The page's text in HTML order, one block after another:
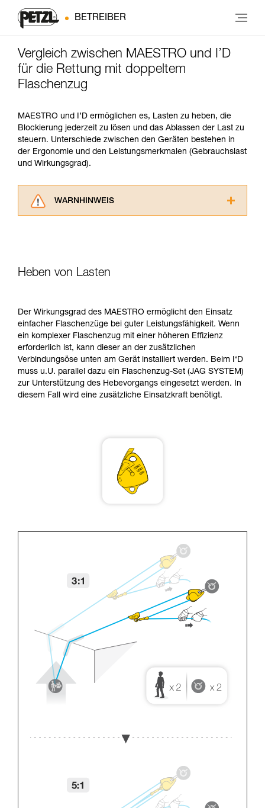
BETREIBER
Vergleich zwischen MAESTRO und I’D
für die Rettung mit doppeltem
Flaschenzug
MAESTRO und I’D ermöglichen es, Lasten zu heben, die
Blockierung jederzeit zu lösen und das Ablassen der Last zu
steuern. Unterschiede zwischen den Geräten bestehen in
der Ergonomie und den Leistungsmerkmalen (Gebrauchslast
und Wirkungsgrad).
WARNHINWEIS
verstehen zu können, müssen Sie zuerst die in
entsprechende Ausbildung und ein spezielles
Training voraus. Prüfen Sie zusammen mit
einem Profi, ob Sie in der Lage sind, den
Vorgang alleine sicher zu wiederholen, bevor
Sie ihn eigenständig durchführen.
Wir geben Beispiele für die mit Ihrer Aktivität
verbundenen Techniken. Möglicherweise gibt es
Heben von Lasten
Der Wirkungsgrad des MAESTRO ermöglicht den Einsatz
einfacher Flaschenzüge bei guter Leistungsfähigkeit. Wenn
ein komplexer Flaschenzug mit einer höheren Effizienz
erforderlich ist, kann dieser an der zusätzlichen
Verbindungsöse unten am Gerät installiert werden. Beim I‘D
muss u.U. parallel dazu ein Flaschenzug-Set (JAG SYSTEM)
zur Unterstützung des Hebevorgangs eingesetzt werden. In
diesem Fall wird eine zusätzliche Einsatzkraft benötigt.